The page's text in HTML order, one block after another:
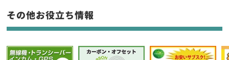
フリーワード入力(製品名等)
選択条件をリセット
その他お役立ち情報